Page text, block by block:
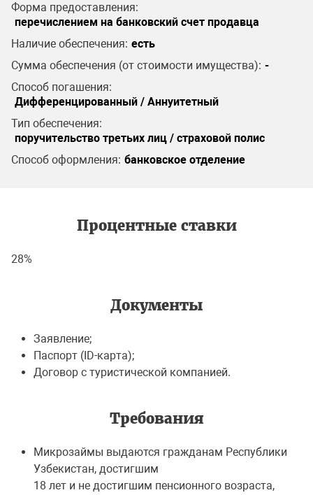
Форма предоставления:
перечислением на банковский счет продавца
Наличие обеспечения: есть
Сумма обеспечения (от стоимости имущества): -
Способ погашения:
Дифференцированный / Аннуитетный
Тип обеспечения:
поручительство третьих лиц / страховой полис
Способ оформления: банковское отделение
Процентные ставки
28%
Документы
Заявление;
Паспорт (ID-карта);
Договор с туристической компанией.
Требования
Микрозаймы выдаются гражданам Республики
Узбекистан, достигшим
18 лет и не достигшим пенсионного возраста,